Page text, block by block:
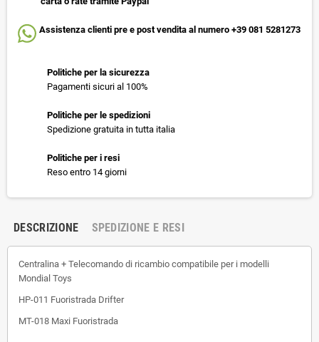
Assistenza clienti pre e post vendita al numero +39 081 5281273
Politiche per la sicurezza
Pagamenti sicuri al 100%
Politiche per le spedizioni
Spedizione gratuita in tutta italia
Politiche per i resi
Reso entro 14 giorni
DESCRIZIONE SPEDIZIONE E RESI
Centralina + Telecomando di ricambio compatibile per i modelli
Mondial Toys
HP-011 Fuoristrada Drifter
MT-018 Maxi Fuoristrada